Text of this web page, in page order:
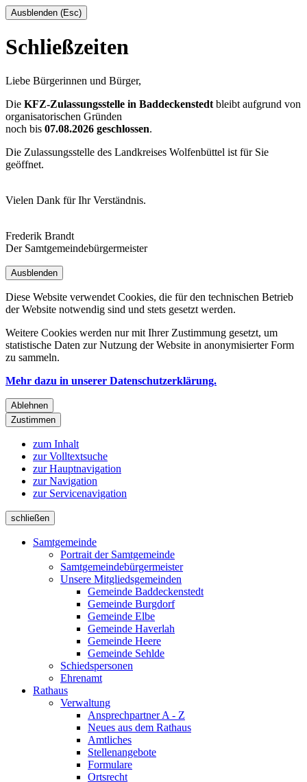
Ausblenden (Esc)
Schließzeiten
Liebe Bürgerinnen und Bürger,
Die KFZ-Zulassungsstelle in Baddeckenstedt bleibt aufgrund von
organisatorischen Gründen
noch bis 07.08.2026 geschlossen.
Die Zulassungsstelle des Landkreises Wolfenbüttel ist für Sie
geöffnet.
Vielen Dank für Ihr Verständnis.
Frederik Brandt
Der Samtgemeindebürgermeister
Ausblenden
Diese Website verwendet Cookies, die für den technischen Betrieb
der Website notwendig sind und stets gesetzt werden.
Weitere Cookies werden nur mit Ihrer Zustimmung gesetzt, um
statistische Daten zur Nutzung der Website in anonymisierter Form
zu sammeln.
Mehr dazu in unserer Datenschutzerklärung.
Ablehnen
Zustimmen
zum Inhalt
zur Volltextsuche
zur Hauptnavigation
zur Navigation
zur Servicenavigation
schließen
Samtgemeinde
Portrait der Samtgemeinde
Samtgemeindebürgermeister
Unsere Mitgliedsgemeinden
Gemeinde Baddeckenstedt
Gemeinde Burgdorf
Gemeinde Elbe
Gemeinde Haverlah
Gemeinde Heere
Gemeinde Sehlde
Schiedspersonen
Ehrenamt
Rathaus
Verwaltung
Ansprechpartner A - Z
Neues aus dem Rathaus
Amtliches
Stellenangebote
Formulare
Ortsrecht